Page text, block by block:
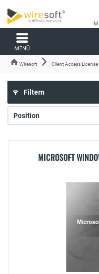
MENÜ
Wiresoft Client Access License
Filtern
MICROSOFT